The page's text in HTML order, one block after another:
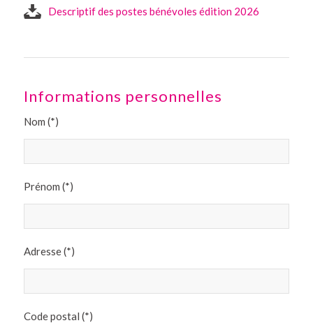
Descriptif des postes bénévoles édition 2026
Informations personnelles
Nom (*)
Prénom (*)
Adresse (*)
Code postal (*)